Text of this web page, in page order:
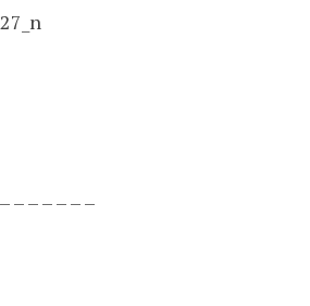
– – – – – –